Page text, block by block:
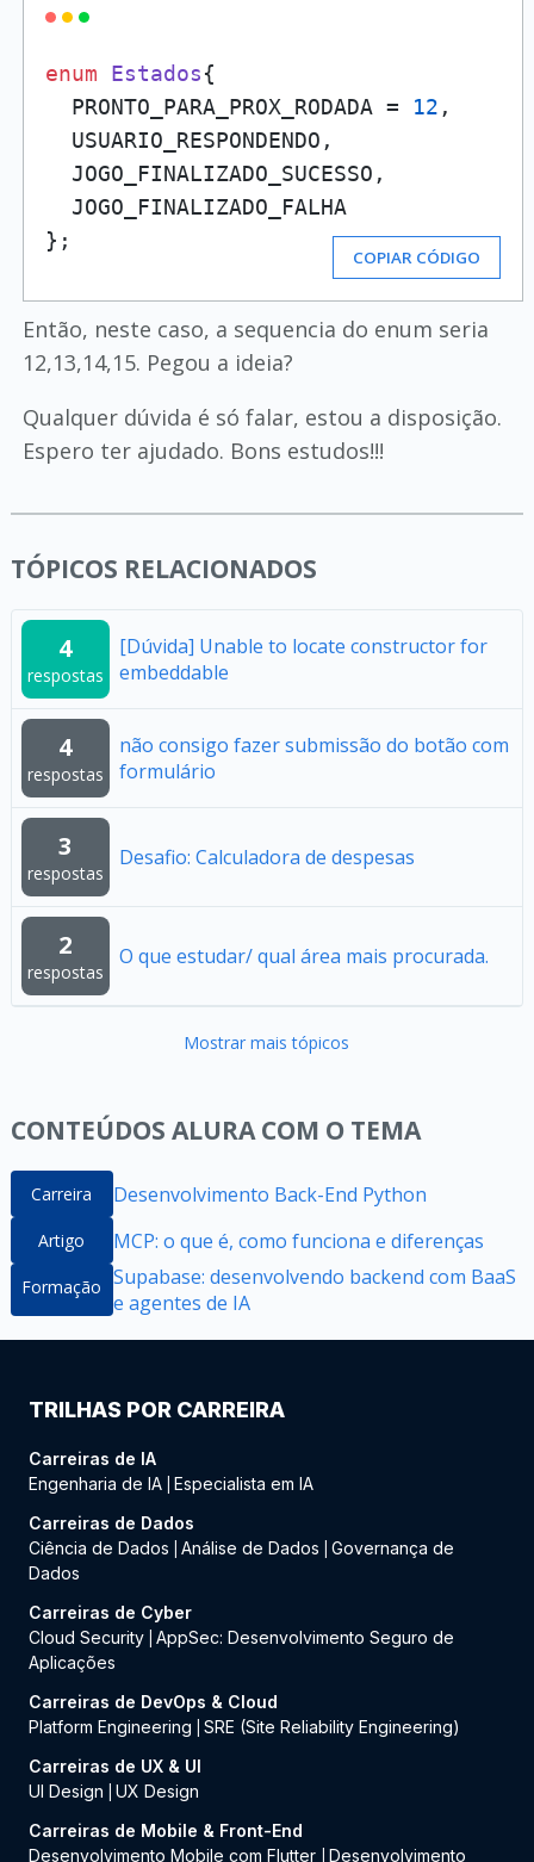
enum Estados{
  PRONTO_PARA_PROX_RODADA =
12 ,
  USUARIO_RESPONDENDO,
  JOGO_FINALIZADO_SUCESSO,
  JOGO_FINALIZADO_FALHA
};
COPIAR CÓDIGO
Então, neste caso, a sequencia do enum seria
12,13,14,15. Pegou a ideia?
Qualquer dúvida é só falar, estou a disposição.
Espero ter ajudado. Bons estudos!!!
TÓPICOS RELACIONADOS
4
respostas
[Dúvida] Unable to locate constructor for
embeddable
4
respostas
não consigo fazer submissão do botão com
formulário
3
respostas
Desafio: Calculadora de despesas
2
respostas
O que estudar/ qual área mais procurada.
Mostrar mais tópicos
CONTEÚDOS ALURA COM O TEMA
Carreira Desenvolvimento Back-End Python
Artigo MCP: o que é, como funciona e diferenças
Formação Supabase: desenvolvendo backend com BaaS
e agentes de IA
TRILHAS POR CARREIRA
Carreiras de IA
Engenharia de IA Especialista em IA
Carreiras de Dados
Ciência de Dados
Análise de Dados
Governança de
Dados
Carreiras de Cyber
Cloud Security AppSec: Desenvolvimento Seguro de
Aplicações
Carreiras de DevOps & Cloud
Platform Engineering
SRE (Site Reliability Engineering)
Carreiras de UX & UI
UI Design
UX Design
Carreiras de Mobile & Front-End
Desenvolvimento Mobile com Flutter
Desenvolvimento